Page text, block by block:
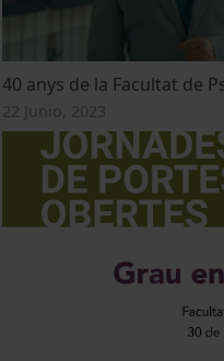
40 anys de la Facultat de
22 Junio, 2023